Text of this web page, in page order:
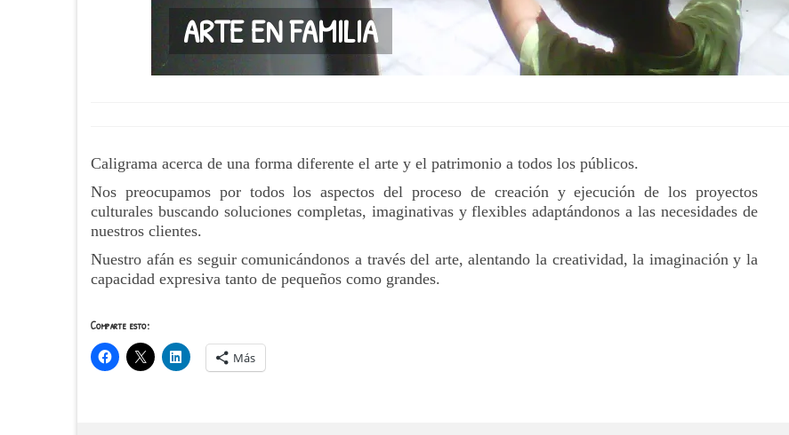
ARTE EN FAMILIA
Caligrama acerca de una forma diferente el arte y el patrimonio a todos los públicos.
Nos preocupamos por todos los aspectos del proceso de creación y ejecución de los proyectos
culturales buscando soluciones completas, imaginativas y flexibles adaptándonos a las necesidades de
nuestros clientes.
Nuestro afán es seguir comunicándonos a través del arte, alentando la creatividad, la imaginación y la
capacidad expresiva tanto de pequeños como grandes.
Comparte esto:
Más